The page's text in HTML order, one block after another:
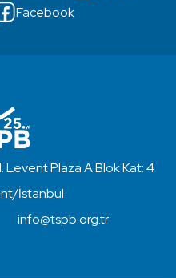
Facebook
Levent Plaza A Blok Kat: 4
İstanbul
info@tspb.org.tr